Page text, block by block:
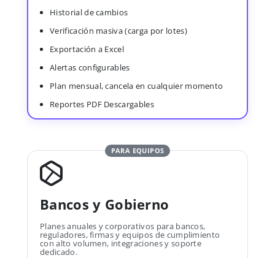
Historial de cambios
Verificación masiva (carga por lotes)
Exportación a Excel
Alertas configurables
Plan mensual, cancela en cualquier momento
Reportes PDF Descargables
PARA EQUIPOS
Bancos y Gobierno
Planes anuales y corporativos para bancos,
reguladores, firmas y equipos de cumplimiento
con alto volumen, integraciones y soporte
dedicado.